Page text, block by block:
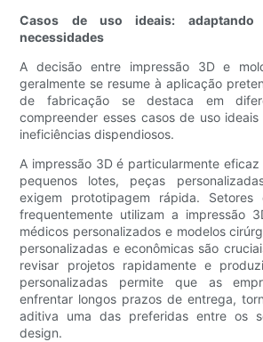
Casos de uso ideais:
necessidades
A decisão entre impressão 3D e
geralmente se resume à aplicação
de fabricação se destaca em
compreender esses casos de uso
ineficiências dispendiosos.
A impressão 3D é particularmente
pequenos lotes, peças
exigem prototipagem rápida.
frequentemente utilizam a impressão
médicos personalizados e modelos
personalizadas e econômicas são
revisar projetos rapidamente e
personalizadas permite que as
enfrentar longos prazos de entrega,
aditiva uma das preferidas entre os
design.